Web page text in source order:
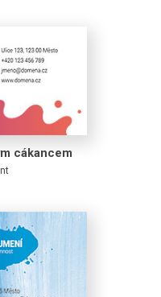
cákancem